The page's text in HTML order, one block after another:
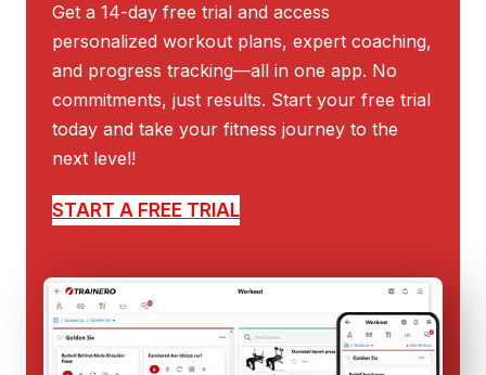
Get a 14-day free trial and access
personalized workout plans, expert coaching,
and progress tracking—all in one app. No
commitments, just results. Start your free trial
today and take your fitness journey to the
next level!
START A FREE TRIAL